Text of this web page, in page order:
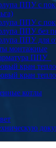
ППУ с
ППУ с
ППУ без
ППУ для
монтажные
ППУ
кран
кран
котлы